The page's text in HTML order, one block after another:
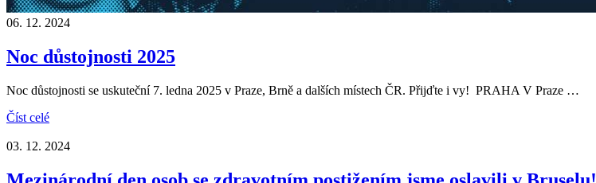
06. 12. 2024
Noc důstojnosti 2025
Noc důstojnosti se uskuteční 7. ledna 2025 v Praze, Brně a dalších místech ČR. Přijďte i vy! PRAHA V Praze …
Číst celé
03. 12. 2024